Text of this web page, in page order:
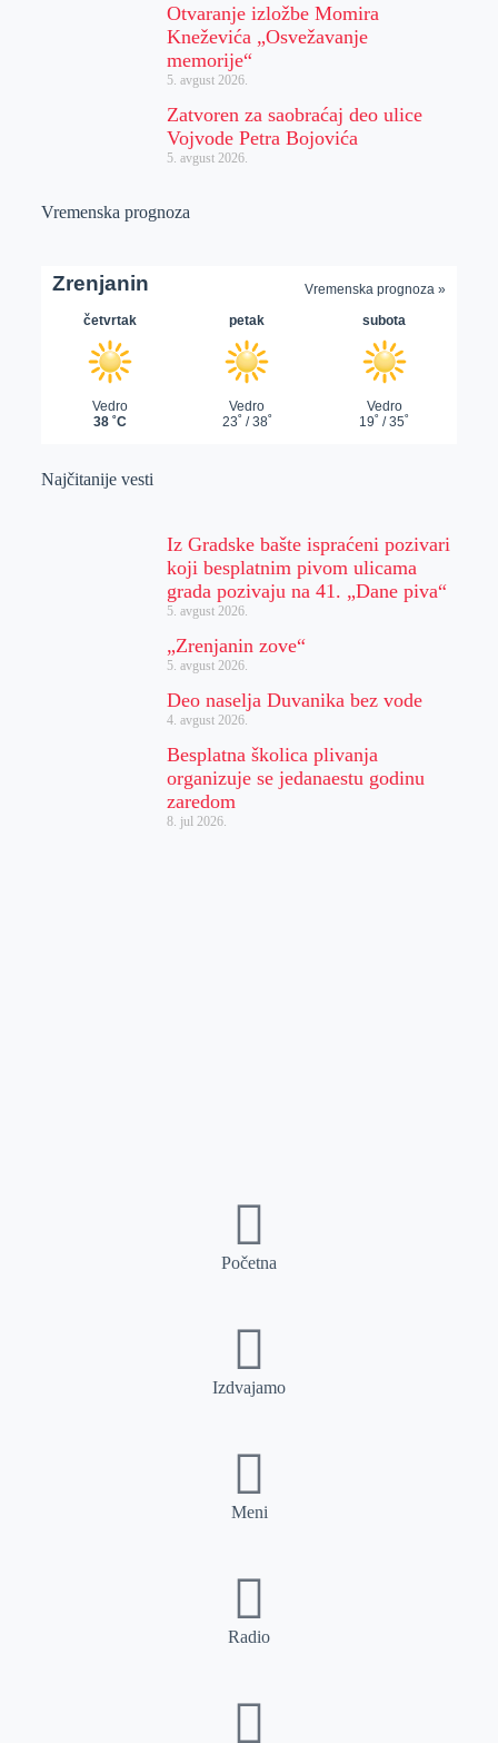
Otvaranje izložbe Momira
Kneževića „Osvežavanje
memorije“
5. avgust 2026.
Zatvoren za saobraćaj deo ulice
Vojvode Petra Bojovića
5. avgust 2026.
Vremenska prognoza
Najčitanije vesti
Iz Gradske bašte ispraćeni pozivari
koji besplatnim pivom ulicama
grada pozivaju na 41. „Dane piva“
5. avgust 2026.
„Zrenjanin zove“
5. avgust 2026.
Deo naselja Duvanika bez vode
4. avgust 2026.
Besplatna školica plivanja
organizuje se jedanaestu godinu
zaredom
8. jul 2026.
Početna
Izdvajamo
Meni
Radio